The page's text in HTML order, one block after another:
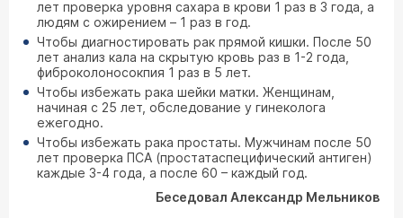
лет проверка уровня сахара в крови 1 раз в 3 года, а
людям с ожирением – 1 раз в год.
Чтобы диагностировать рак прямой кишки. После 50
лет анализ кала на скрытую кровь раз в 1-2 года,
фиброколоносокпия 1 раз в 5 лет.
Чтобы избежать рака шейки матки. Женщинам,
начиная с 25 лет, обследование у гинеколога
ежегодно.
Чтобы избежать рака простаты. Мужчинам после 50
лет проверка ПСА (простатаспецифический антиген)
каждые 3-4 года, а после 60 – каждый год.
Беседовал Александр Мельников